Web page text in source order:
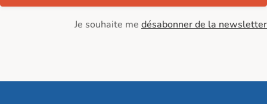
Je souhaite me désabonner de la newsletter